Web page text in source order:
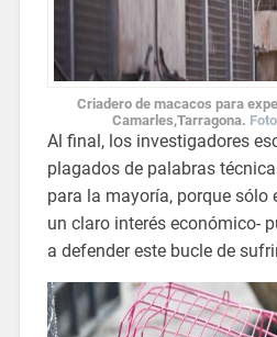
Criadero de macacos para
Camarles,Tarragona.
Al final, los investigadores
plagados de palabras
para la mayoría, porque sólo
un claro interés económico-
a defender este bucle de